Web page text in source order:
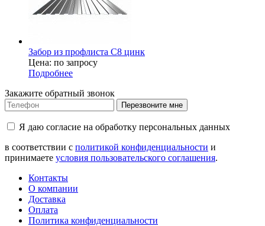
Забор из профлиста С8 цинк
Цена: по запросу
Подробнее
Закажите обратный звонок
Перезвоните мне
Я даю согласие на обработку персональных данных
в соответствии с политикой конфиденциальности и
принимаете условия пользовательского соглашения.
Контакты
О компании
Доставка
Оплата
Политика конфиденциальности